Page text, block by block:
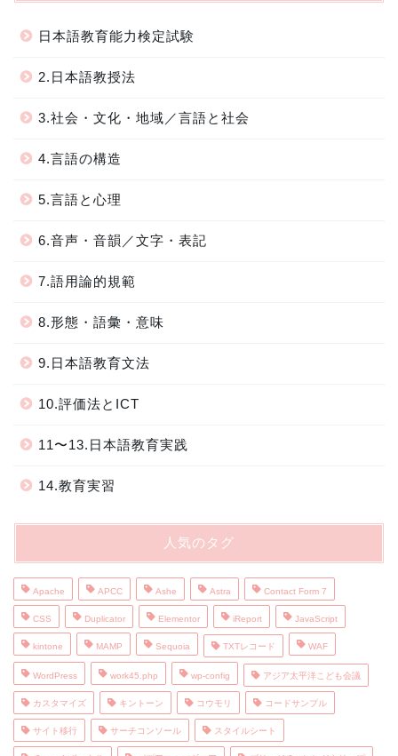
日本語教育能力検定試験
2.日本語教授法
3.社会・文化・地域／言語と社会
4.言語の構造
5.言語と心理
6.音声・音韻／文字・表記
7.語用論的規範
8.形態・語彙・意味
9.日本語教育文法
10.評価法とICT
11〜13.日本語教育実践
14.教育実習
人気のタグ
Apache APCC Ashe Astra Contact Form 7
CSS Duplicator Elementor iReport JavaScript
kintone MAMP Sequoia TXTレコード WAF
WordPress work45.php wp-config アジア太平洋こども会議
カスタマイズ キントーン コウモリ コードサンプル
サイト移行 サーチコンソール スタイルシート